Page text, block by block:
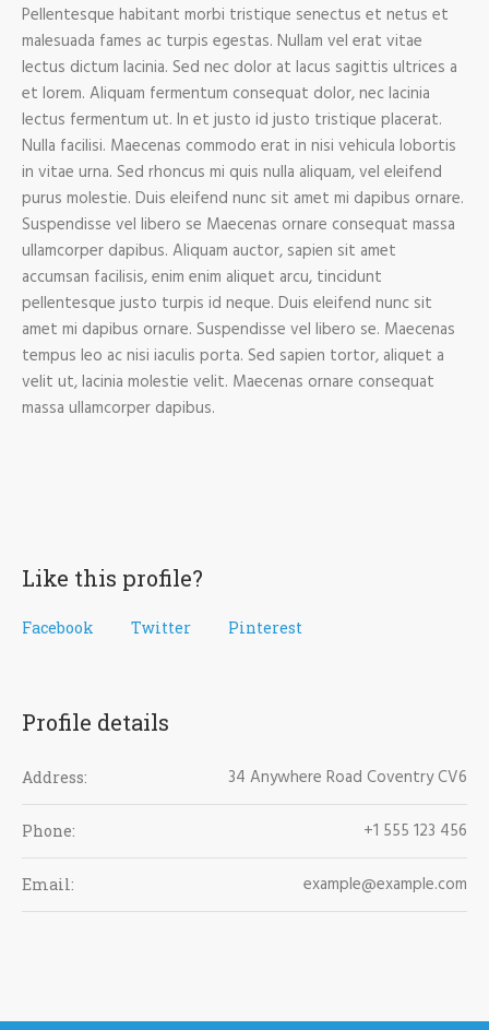
Pellentesque habitant morbi tristique senectus et netus et
malesuada fames ac turpis egestas. Nullam vel erat vitae
lectus dictum lacinia. Sed nec dolor at lacus sagittis ultrices a
et lorem. Aliquam fermentum consequat dolor, nec lacinia
lectus fermentum ut. In et justo id justo tristique placerat.
Nulla facilisi. Maecenas commodo erat in nisi vehicula lobortis
in vitae urna. Sed rhoncus mi quis nulla aliquam, vel eleifend
purus molestie. Duis eleifend nunc sit amet mi dapibus ornare.
Suspendisse vel libero se Maecenas ornare consequat massa
ullamcorper dapibus. Aliquam auctor, sapien sit amet
accumsan facilisis, enim enim aliquet arcu, tincidunt
pellentesque justo turpis id neque. Duis eleifend nunc sit
amet mi dapibus ornare. Suspendisse vel libero se. Maecenas
tempus leo ac nisi iaculis porta. Sed sapien tortor, aliquet a
velit ut, lacinia molestie velit. Maecenas ornare consequat
massa ullamcorper dapibus.
Like this profile?
Facebook Twitter Pinterest
Profile details
Address: 34 Anywhere Road Coventry CV6
Phone: +1 555 123 456
Email: example@example.com